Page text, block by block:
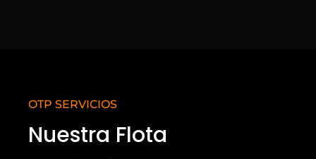
OTP SERVICIOS
Nuestra Flota